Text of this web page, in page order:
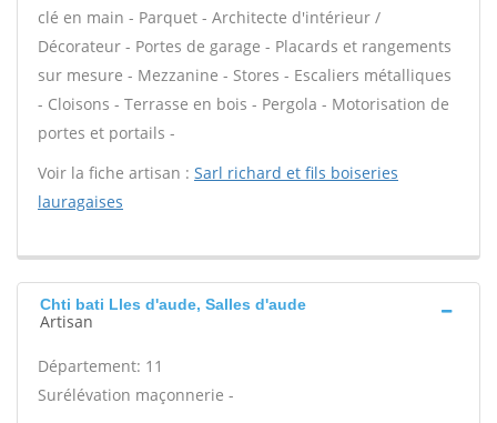
clé en main - Parquet - Architecte d'intérieur /
Décorateur - Portes de garage - Placards et rangements
sur mesure - Mezzanine - Stores - Escaliers métalliques
- Cloisons - Terrasse en bois - Pergola - Motorisation de
portes et portails -
Voir la fiche artisan : Sarl richard et fils boiseries
lauragaises
Chti bati Lles d'aude, Salles d'aude
Artisan
Département: 11
Surélévation maçonnerie -